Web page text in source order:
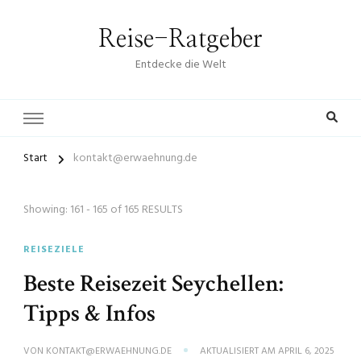
Reise-Ratgeber
Entdecke die Welt
Start kontakt@erwaehnung.de
Showing: 161 - 165 of 165 RESULTS
REISEZIELE
Beste Reisezeit Seychellen:
Tipps & Infos
VON KONTAKT@ERWAEHNUNG.DE AKTUALISIERT AM APRIL 6, 2025